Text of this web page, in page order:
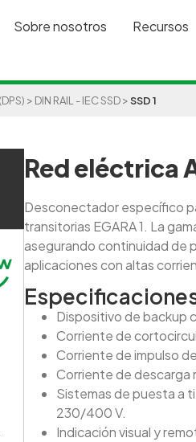
Sobre nosotros Recursos
> DIN RAIL - IEC SSD>SSD 1
Red eléctrica
Desconectador específico
transitorias EGARA 1. La
asegurando continuidad de
aplicaciones con altas
Dispositivo de backup
Corriente de
Corriente de impulso
Corriente de descarga
Sistemas de puesta a
230/400 V.
Indicación visual y